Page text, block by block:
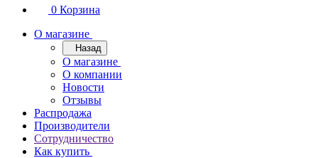
0 Корзина
О магазине
Назад
О магазине
О компании
Новости
Отзывы
Распродажа
Производители
Сотрудничество
Как купить